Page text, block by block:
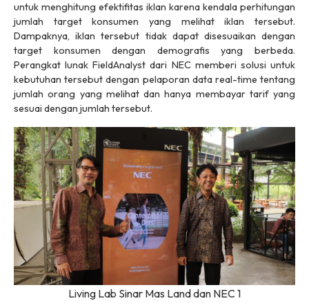
untuk menghitung efektifitas iklan karena kendala perhitungan
jumlah target konsumen yang melihat iklan tersebut.
Dampaknya, iklan tersebut tidak dapat disesuaikan dengan
target konsumen dengan demografis yang berbeda.
Perangkat lunak FieldAnalyst dari NEC memberi solusi untuk
kebutuhan tersebut dengan pelaporan data real-time tentang
jumlah orang yang melihat dan hanya membayar tarif yang
sesuai dengan jumlah tersebut.
Living Lab Sinar Mas Land dan NEC 1